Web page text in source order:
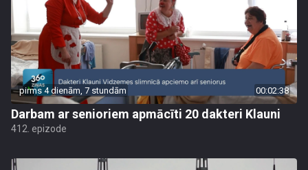
pirms 4 dienām, 7 stundām 00:02:38
Darbam ar senioriem apmācīti 20 dakteri Klauni
412. epizode